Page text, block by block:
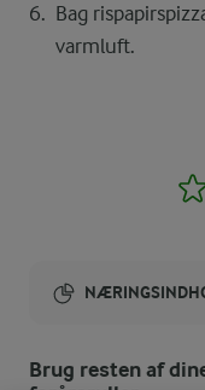
Bag
varmluft.
Brug resten af